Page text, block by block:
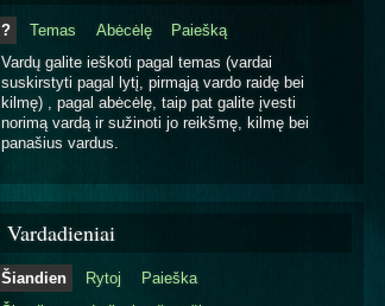
? Temas Abėcėlę
Paiešką
Vardų galite ieškoti pagal temas (vardai
suskirstyti pagal lytį, pirmąją vardo raidę bei
kilmę) , pagal abėcėlę, taip pat galite įvesti
norimą vardą ir sužinoti jo reikšmę, kilmę bei
panašius vardus.
Vardadieniai
Šiandien Rytoj
Paieška